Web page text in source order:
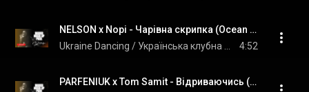
NELSON x Nopi - Чарівна скрипка (Ocean Dee Edit)
4:52
PARFENIUK x Tom Samit - Відриваючись (Ocean Dee Edit)